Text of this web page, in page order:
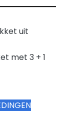
uit
met 3 + 1